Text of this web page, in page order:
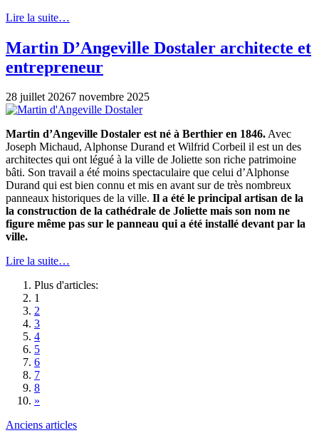
Lire la suite…
Martin D’Angeville Dostaler architecte et
entrepreneur
28 juillet 20267 novembre 2025
Martin d’Angeville Dostaler est né à Berthier en 1846.Avec
Joseph Michaud, Alphonse Durand et Wilfrid Corbeil il est un des
architectes qui ont légué à la ville de Joliette son riche patrimoine
bâti. Son travail a été moins spectaculaire que celui d’Alphonse
Durand qui est bien connu et mis en avant sur de très nombreux
panneaux historiques de la ville. Il a été le principal artisan de la
la construction de la cathédrale de Joliette mais son nom ne
figure même pas sur le panneau qui a été installé devant par la
ville.
Lire la suite…
Plus d'articles:
1
2
3
4
5
6
7
8
»
Anciens articles